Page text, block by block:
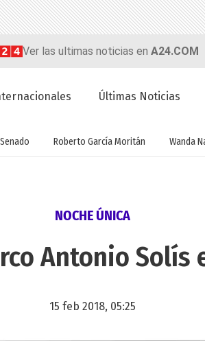
Ver las ultimas noticias en A24.COM
Últimas Noticias
Senado Roberto García Moritán Wanda
NOCHE ÚNICA
Antonio Solís
15 feb 2018, 05:25